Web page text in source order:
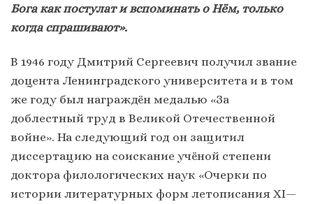
Бога как постулат и вспоминать о Нём, только
когда спрашивают».
В 1946 году Дмитрий Сергеевич получил звание
доцента Ленинградского университета и в том
же году был награждён медалью «За
доблестный труд в Великой Отечественной
войне». На следующий год он защитил
диссертацию на соискание учёной степени
доктора филологических наук «Очерки по
истории литературных форм летописания XI—